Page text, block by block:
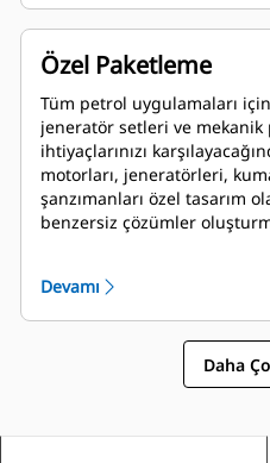
Özel Paketleme
Tüm petrol uygulamaları
jeneratör setleri ve
ihtiyaçlarınızı
motorları, jeneratörleri,
şanzımanları özel tasarım
benzersiz çözümler
yıl garanti kapsamındadır.
Devamı
Daha